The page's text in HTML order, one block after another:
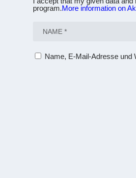
program.More information on
Name, E-Mail-Adresse und